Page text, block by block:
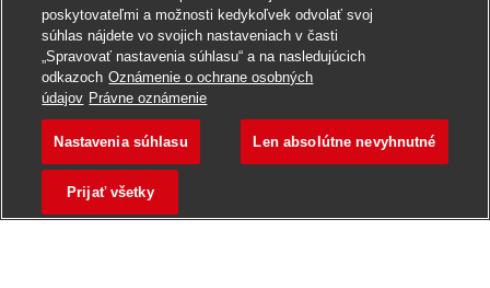
Uchádzať sa o toto pracovné miesto
Uložiť pracovné miesto Młodszy
poskytovateľmi a možnosti kedykoľvek odvolať svoj
súhlas nájdete vo svojich nastaveniach v časti
„Spravovať nastavenia súhlasu“ a na nasledujúcich
odkazoch Oznámenie o ochrane osobných
údajov Právne oznámenie
Nastavenia súhlasu Len absolútne nevyhnutné
Prijať všetky